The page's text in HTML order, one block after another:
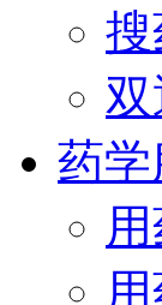
搜
药学